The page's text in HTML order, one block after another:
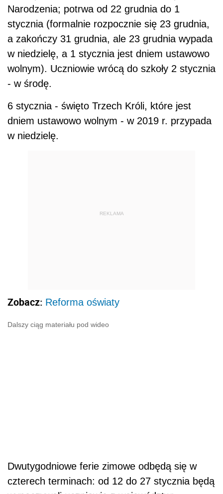
Narodzenia; potrwa od 22 grudnia do 1
stycznia (formalnie rozpocznie się 23 grudnia,
a zakończy 31 grudnia, ale 23 grudnia wypada
w niedzielę, a 1 stycznia jest dniem ustawowo
wolnym). Uczniowie wrócą do szkoły 2 stycznia
- w środę.
6 stycznia - święto Trzech Króli, które jest
dniem ustawowo wolnym - w 2019 r. przypada
w niedzielę.
REKLAMA
Zobacz: Reforma oświaty
Dalszy ciąg materiału pod wideo
Dwutygodniowe ferie zimowe odbędą się w
czterech terminach: od 12 do 27 stycznia będą